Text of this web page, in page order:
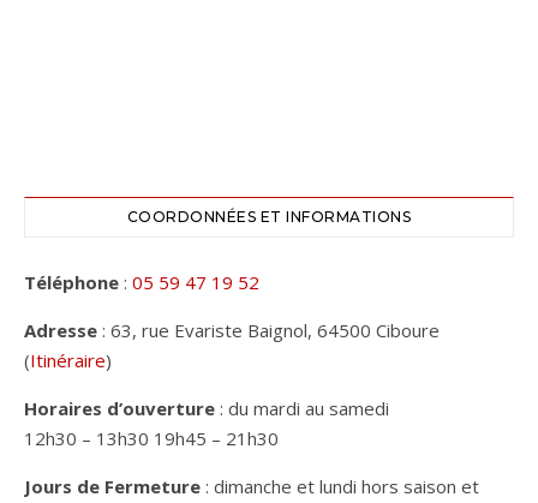
COORDONNÉES ET INFORMATIONS
Téléphone : 05 59 47 19 52
Adresse : 63, rue Evariste Baignol, 64500 Ciboure
(Itinéraire)
Horaires d’ouverture : du mardi au samedi
12h30 – 13h30 19h45 – 21h30
Jours de Fermeture : dimanche et lundi hors saison et